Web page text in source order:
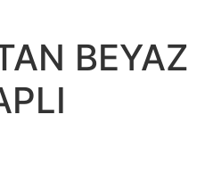
BEYAZ